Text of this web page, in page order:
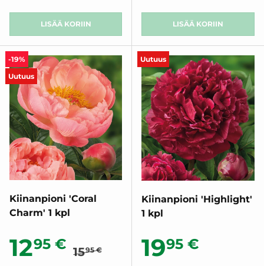
LISÄÄ KORIIN LISÄÄ KORIIN
-19%
Uutuus
Kiinanpioni 'Coral
Charm' 1 kpl
Alennushinta
1295 €
Normaalihinta
1595 €
Uutuus
Kiinanpioni 'Highlight'
1 kpl
1995 €